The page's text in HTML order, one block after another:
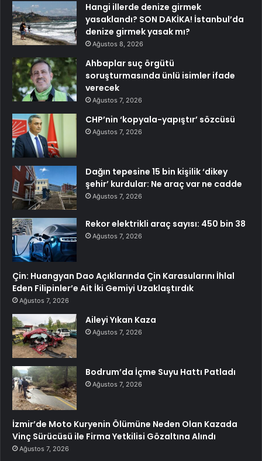
Hangi illerde denize girmek
yasaklandı? SON DAKİKA! İstanbul’da
denize girmek yasak mı?
Ağustos 8, 2026
Ahbaplar suç örgütü
soruşturmasında ünlü isimler ifade
verecek
Ağustos 7, 2026
CHP’nin ‘kopyala-yapıştır’ sözcüsü
Ağustos 7, 2026
Dağın tepesine 15 bin kişilik ‘dikey
şehir’ kurdular: Ne araç var ne cadde
Ağustos 7, 2026
Rekor elektrikli araç sayısı: 450 bin 38
Ağustos 7, 2026
Çin: Huangyan Dao Açıklarında Çin Karasularını İhlal
Eden Filipinler’e Ait İki Gemiyi Uzaklaştırdık
Ağustos 7, 2026
Aileyi Yıkan Kaza
Ağustos 7, 2026
Bodrum’da İçme Suyu Hattı Patladı
Ağustos 7, 2026
İzmir’de Moto Kuryenin Ölümüne Neden Olan Kazada
Vinç Sürücüsü ile Firma Yetkilisi Gözaltına Alındı
Ağustos 7, 2026